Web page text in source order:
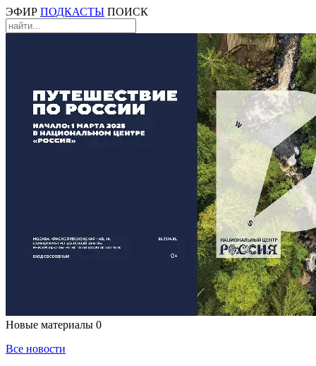
ЭФИР ПОДКАСТЫ ПОИСК
Новые материалы 0
Все новости